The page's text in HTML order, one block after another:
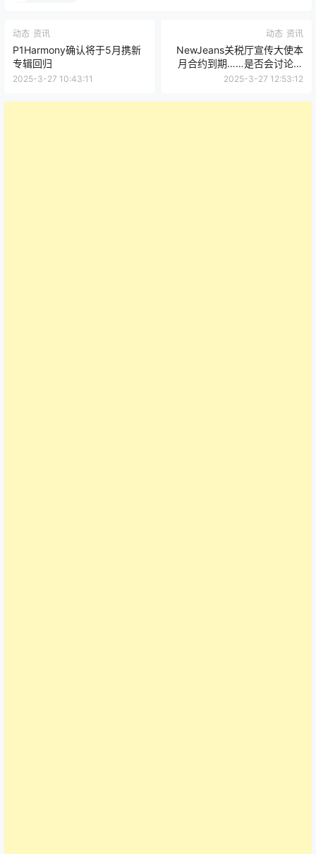
动态 资讯
P1Harmony确认将于5月携新
专辑回归
2025-3-27 10:43:11
动态 资讯
NewJeans关税厅宣传大使本
月合约到期……是否会讨论续
约？
2025-3-27 12:53:12